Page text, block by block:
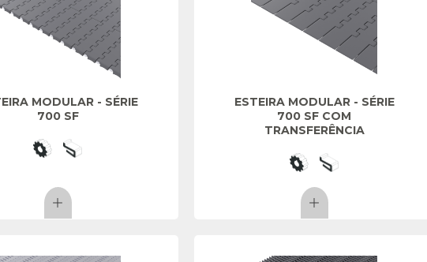
MODULAR - SÉRIE
700 SF
ESTEIRA MODULAR - SÉRIE
700 SF COM
TRANSFERÊNCIA